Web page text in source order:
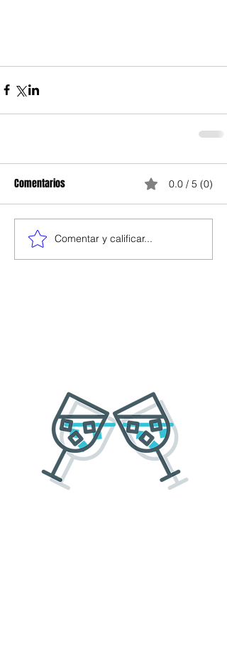
Comentarios 0.0 / 5 (0)
Comentar y calificar...